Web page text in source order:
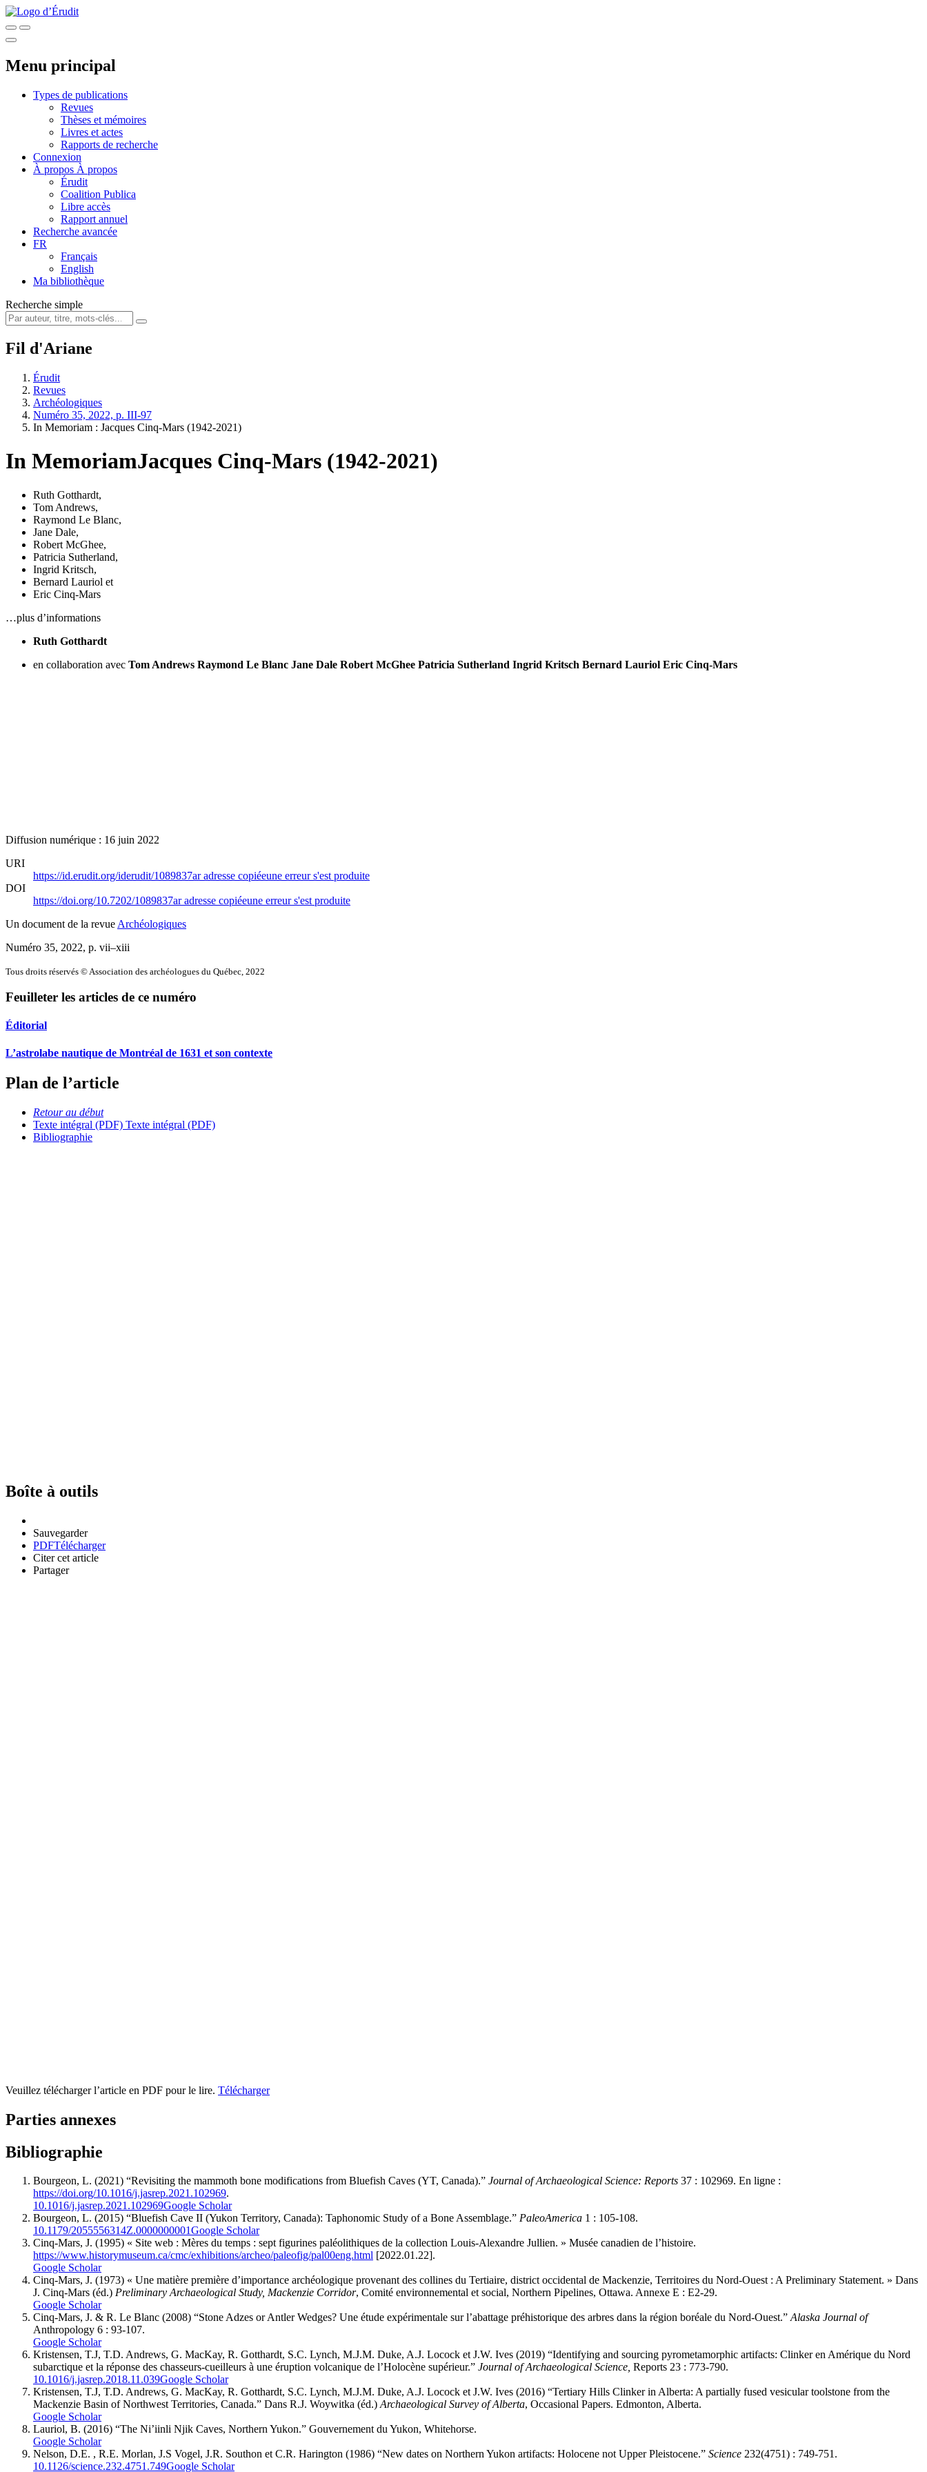
Menu principal
Types de publications
Revues
Thèses et mémoires
Livres et actes
Rapports de recherche
Connexion
À propos À propos
Érudit
Coalition Publica
Libre accès
Rapport annuel
Recherche avancée
FR
Français
English
Ma bibliothèque
Recherche simple
Fil d'Ariane
Érudit
Revues
Archéologiques
Numéro 35, 2022, p. III-97
In Memoriam : Jacques Cinq-Mars (1942-2021)
In MemoriamJacques Cinq-Mars (1942-2021)
Ruth Gotthardt,
Tom Andrews,
Raymond Le Blanc,
Jane Dale,
Robert McGhee,
Patricia Sutherland,
Ingrid Kritsch,
Bernard Lauriol et
Eric Cinq-Mars
…plus d’informations
Ruth Gotthardt
en collaboration avec Tom Andrews Raymond Le Blanc Jane Dale Robert McGhee Patricia Sutherland Ingrid Kritsch Bernard Lauriol Eric Cinq-Mars
Diffusion numérique : 16 juin 2022
URI
https://id.erudit.org/iderudit/1089837aradresse copiéeune erreur s'est produite
DOI
https://doi.org/10.7202/1089837aradresse copiéeune erreur s'est produite
Un document de la revue Archéologiques
Numéro 35, 2022, p. vii–xiii
Tous droits réservés © Association des archéologues du Québec, 2022
Feuilleter les articles de ce numéro
Éditorial
L’astrolabe nautique de Montréal de 1631 et son contexte
Plan de l’article
Retour au début
Texte intégral (PDF) Texte intégral (PDF)
Bibliographie
Boîte à outils
Sauvegarder
PDFTélécharger
Citer cet article
Partager
Veuillez télécharger l’article en PDF pour le lire. Télécharger
Parties annexes
Bibliographie
Bourgeon, L. (2021) “Revisiting the mammoth bone modifications from Bluefish Caves (YT, Canada).” Journal of Archaeological Science: Reports 37 : 102969. En ligne :
https://doi.org/10.1016/j.jasrep.2021.102969.
10.1016/j.jasrep.2021.102969Google Scholar
Bourgeon, L. (2015) “Bluefish Cave II (Yukon Territory, Canada): Taphonomic Study of a Bone Assemblage.” PaleoAmerica 1 : 105-108.
10.1179/2055556314Z.0000000001Google Scholar
Cinq-Mars, J. (1995) « Site web : Mères du temps : sept figurines paléolithiques de la collection Louis-Alexandre Jullien. » Musée canadien de l’histoire.
https://www.historymuseum.ca/cmc/exhibitions/archeo/paleofig/pal00eng.html [2022.01.22].
Google Scholar
Cinq-Mars, J. (1973) « Une matière première d’importance archéologique provenant des collines du Tertiaire, district occidental de Mackenzie, Territoires du Nord-Ouest : A Preliminary Statement. » Dans
J. Cinq-Mars (éd.) Preliminary Archaeological Study, Mackenzie Corridor, Comité environnemental et social, Northern Pipelines, Ottawa. Annexe E : E2-29.
Google Scholar
Cinq-Mars, J. & R. Le Blanc (2008) “Stone Adzes or Antler Wedges? Une étude expérimentale sur l’abattage préhistorique des arbres dans la région boréale du Nord-Ouest.”Alaska Journal of
Anthropology 6 : 93-107.
Google Scholar
Kristensen, T.J, T.D. Andrews, G. MacKay, R. Gotthardt, S.C. Lynch, M.J.M. Duke, A.J. Locock et J.W. Ives (2019) “Identifying and sourcing pyrometamorphic artifacts: Clinker en Amérique du Nord
subarctique et la réponse des chasseurs-cueilleurs à une éruption volcanique de l’Holocène supérieur.” Journal of Archaeological Science, Reports 23 : 773-790.
10.1016/j.jasrep.2018.11.039Google Scholar
Kristensen, T.J, T.D. Andrews, G. MacKay, R. Gotthardt, S.C. Lynch, M.J.M. Duke, A.J. Locock et J.W. Ives (2016) “Tertiary Hills Clinker in Alberta: A partially fused vesicular toolstone from the
Mackenzie Basin of Northwest Territories, Canada.” Dans R.J. Woywitka (éd.)Archaeological Survey of Alberta, Occasional Papers. Edmonton, Alberta.
Google Scholar
Lauriol, B. (2016) “The Ni’iinli Njik Caves, Northern Yukon.” Gouvernement du Yukon, Whitehorse.
Google Scholar
Nelson, D.E. , R.E. Morlan, J.S Vogel, J.R. Southon et C.R. Harington (1986) “New dates on Northern Yukon artifacts: Holocene not Upper Pleistocene.” Science 232(4751) : 749-751.
10.1126/science.232.4751.749Google Scholar